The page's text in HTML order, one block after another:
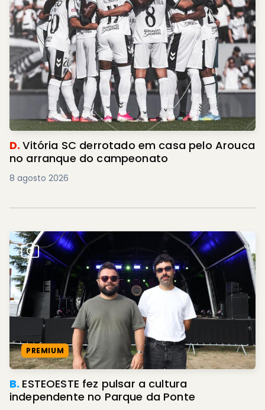
D.Vitória SC derrotado em casa pelo Arouca
no arranque do campeonato
8 agosto 2026
PREMIUM
B. ESTEOESTE fez pulsar a cultura
independente no Parque da Ponte